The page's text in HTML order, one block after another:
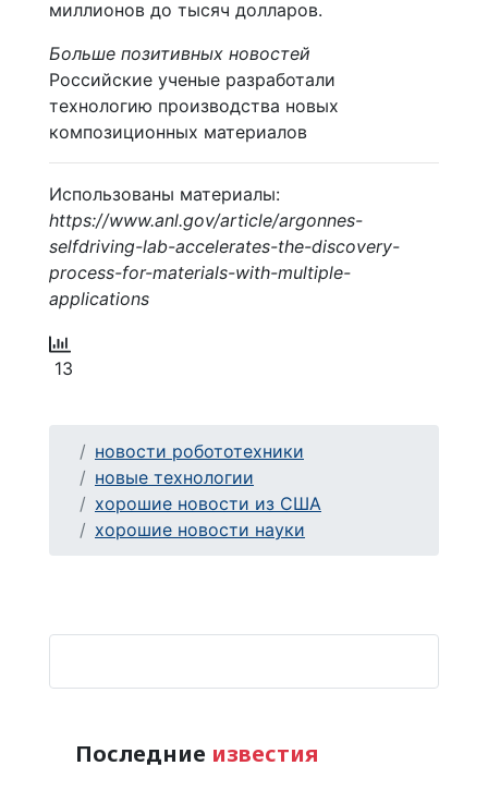
миллионов до тысяч долларов.
Больше позитивных новостей
Российские ученые разработали
технологию производства новых
композиционных материалов
Использованы материалы:
https://www.anl.gov/article/argonnes-
selfdriving-lab-accelerates-the-discovery-
process-for-materials-with-multiple-
applications
13
новости робототехники
новые технологии
хорошие новости из США
хорошие новости науки
Последние известия